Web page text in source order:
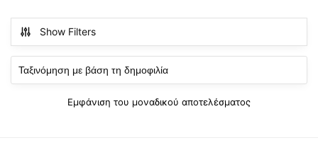
έχει
πολλαπλές
παραλλαγές.
Οι
μπορούν
Show Filters
Εμφάνιση του μοναδικού αποτελέσματος